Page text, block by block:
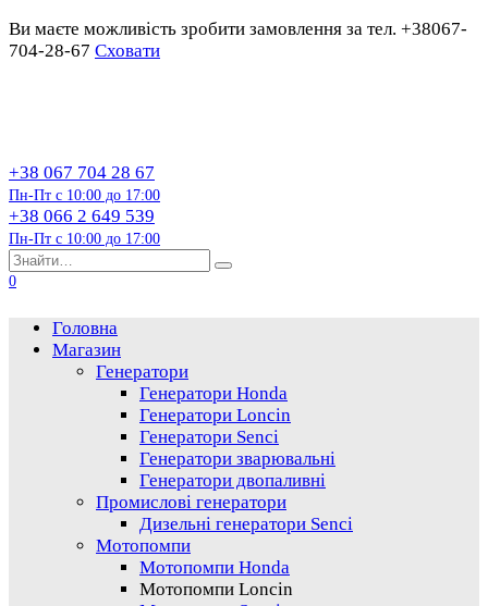
Ви маєте можливість зробити замовлення за тел. +38067-
704-28-67 Сховати
+38 067 704 28 67
Пн-Пт с 10:00 до 17:00
+38 066 2 649 539
Пн-Пт с 10:00 до 17:00
Пошук…
0
Головна
Магазин
Генератори
Генератори Honda
Генератори Loncin
Генератори Senci
Генератори зварювальні
Генератори двопаливні
Промислові генератори
Дизельні генератори Senci
Мотопомпи
Мотопомпи Honda
Мотопомпи Loncin